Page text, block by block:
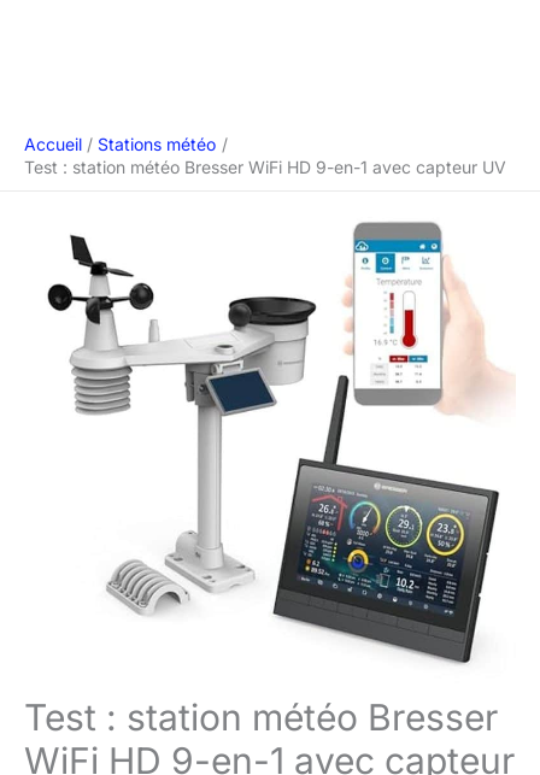
Accueil
Stations météo
Test : station météo Bresser WiFi HD 9-en-1 avec capteur UV
Test : station météo Bresser
WiFi HD 9-en-1 avec capteur